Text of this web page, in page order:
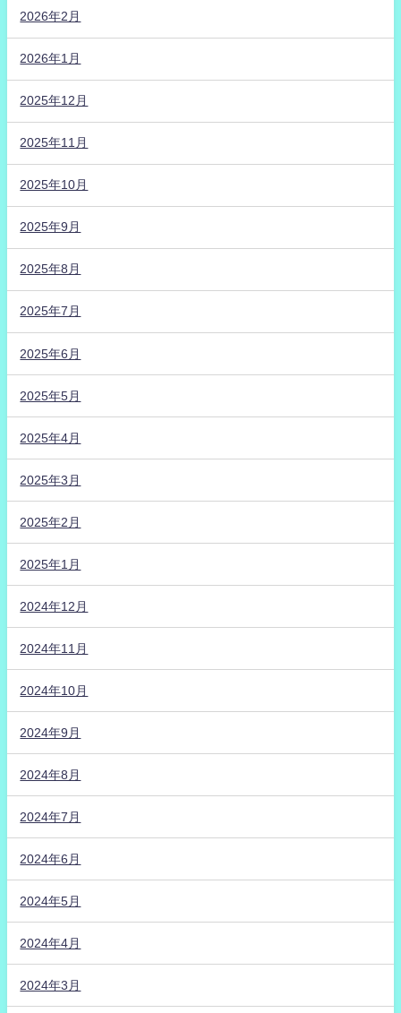
2026年2月
2026年1月
2025年12月
2025年11月
2025年10月
2025年9月
2025年8月
2025年7月
2025年6月
2025年5月
2025年4月
2025年3月
2025年2月
2025年1月
2024年12月
2024年11月
2024年10月
2024年9月
2024年8月
2024年7月
2024年6月
2024年5月
2024年4月
2024年3月